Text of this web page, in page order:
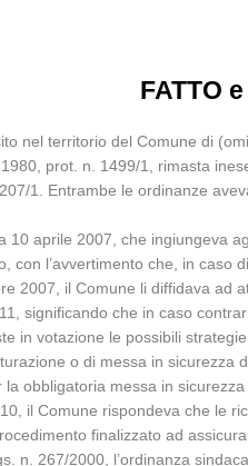
FATTO
nel territorio del Comune di
prot. n. 1499/1, rimasta
1. Entrambe le ordinanze
10 aprile 2007, che
con l’avvertimento che, in
2007, il Comune li diffidava
significando che in caso
in votazione le possibili
o di messa in
obbligatoria messa in
il Comune rispondeva che le
finalizzato ad
n. 267/2000, l’ordinanza